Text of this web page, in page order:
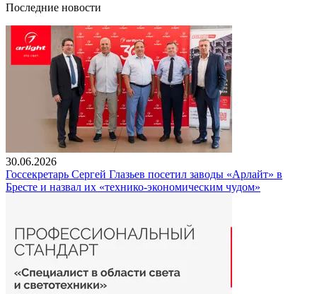
Последние новости
30.06.2026
Госсекретарь Сергей Глазьев посетил заводы «Арлайт» в
Бресте и назвал их «технико-экономическим чудом»